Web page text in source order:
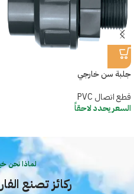
جلبة سن خارجي​
قطع اتصال PVC
السعر يحدد لاحقاً
لماذا نحن
ركائز تصنع